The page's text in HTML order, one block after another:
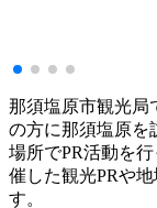
那須塩原市観光局
の方に那須塩原を
場所でPR活動を
催した観光PRや
す。